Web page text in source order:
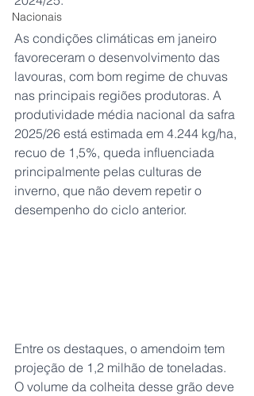
Nacionais
As condições climáticas em janeiro
favoreceram o desenvolvimento das
lavouras, com bom regime de chuvas
nas principais regiões produtoras. A
produtividade média nacional da safra
2025/26 está estimada em 4.244 kg/ha,
recuo de 1,5%, queda influenciada
principalmente pelas culturas de
inverno, que não devem repetir o
desempenho do ciclo anterior.
Entre os destaques, o amendoim tem
projeção de 1,2 milhão de toneladas.
O volume da colheita desse grão deve